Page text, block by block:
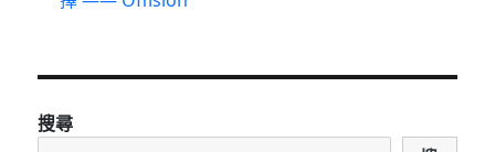
搜尋